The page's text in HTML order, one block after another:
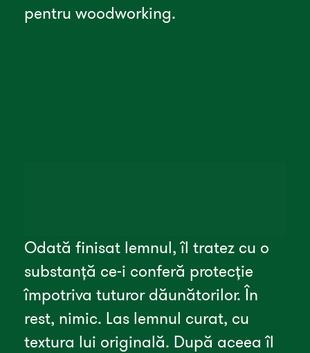
pentru woodworking.
Odată finisat lemnul, îl tratez cu o
substanță ce-i conferă protecție
împotriva tuturor dăunătorilor. În
rest, nimic. Las lemnul curat, cu
textura lui originală. După aceea îl